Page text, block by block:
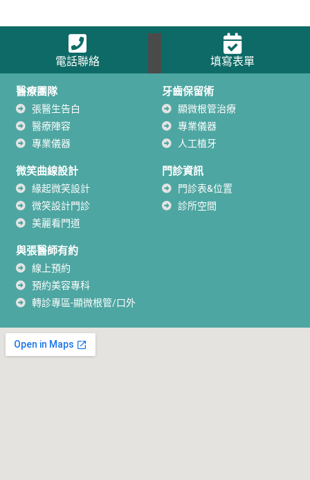
電話聯絡 填寫表單
醫療團隊
張醫生告白
醫療陣容
專業儀器
牙齒保留術
顯微根管治療
專業儀器
人工植牙
微笑曲線設計
緣起微笑設計
微笑設計門診
美麗看門道
門診資訊
門診表&位置
診所空間
與張醫師有約
線上預約
預約美容專科
轉診專區-顯微根管/口外